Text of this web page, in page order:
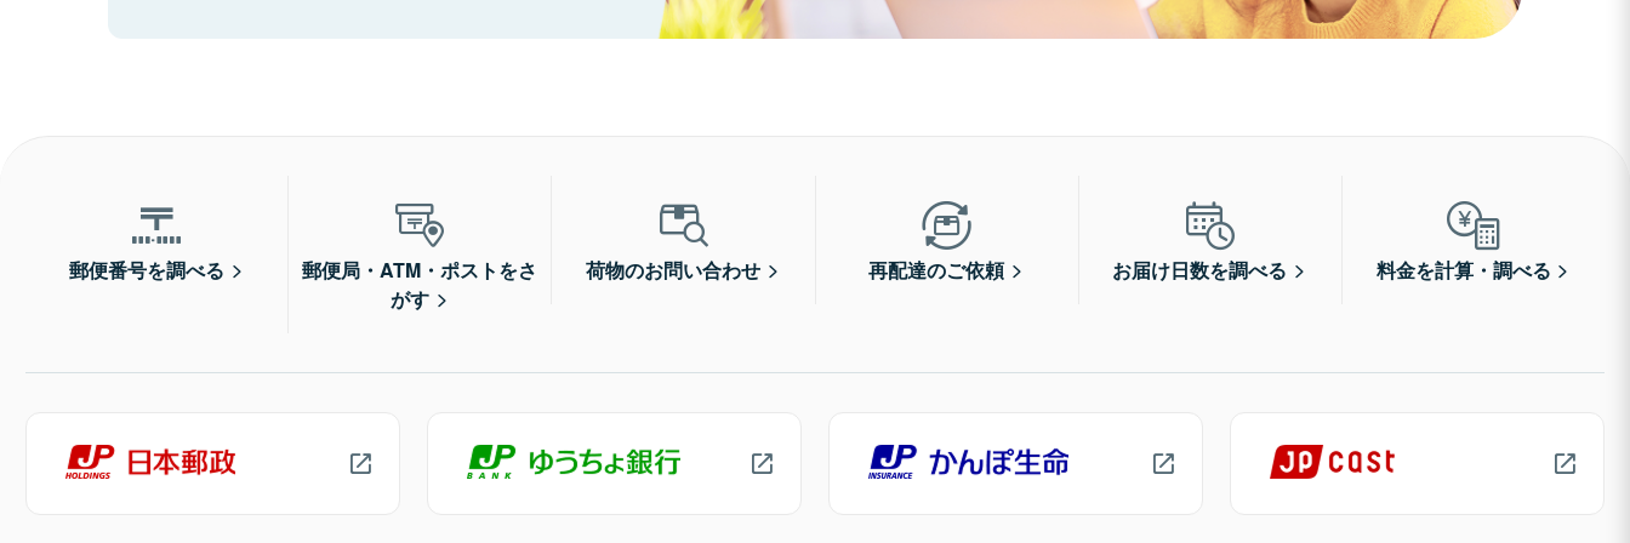
郵便番号を調べる
郵便局・ATM・ポストをさ
がす
荷物のお問い合わせ 再配達のご依頼 お届け日数を調べる 料金を計算・調べる